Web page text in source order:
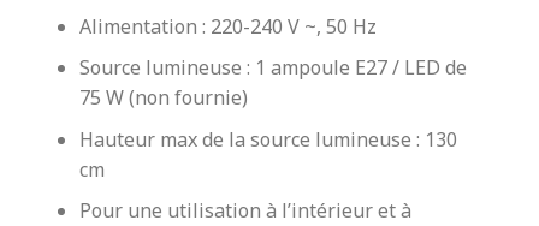
Alimentation : 220-240 V ~, 50 Hz
Source lumineuse : 1 ampoule E27 / LED de
75 W (non fournie)
Hauteur max de la source lumineuse : 130
cm
Pour une utilisation à l’intérieur et à